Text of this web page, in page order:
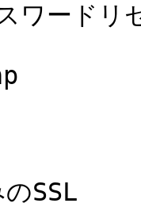
ワードリ
SSL